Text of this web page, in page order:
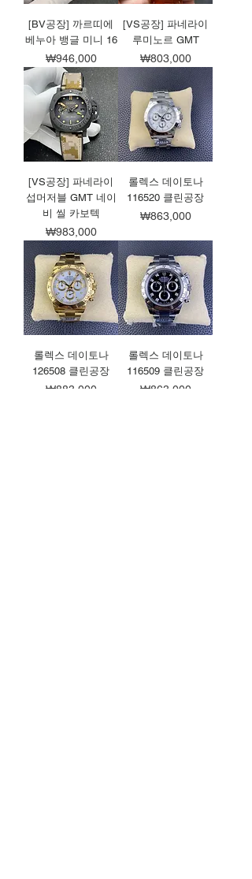
[BV공장] 까르띠에
베누아 뱅글 미니 16
가격
₩946,000
[VS공장] 파네라이
루미노르 GMT
가격
₩803,000
[VS공장] 파네라이
섭머저블 GMT 네이
비 씰 카보텍
가격
₩983,000
롤렉스 데이토나
116520 클린공장
가격
₩863,000
롤렉스 데이토나
126508 클린공장
가격
₩883,000
롤렉스 데이토나
116509 클린공장
가격
₩863,000